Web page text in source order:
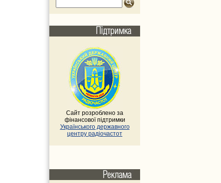
Сайт розроблено за
фінансової підтримки
Українського державного
центру радіочастот